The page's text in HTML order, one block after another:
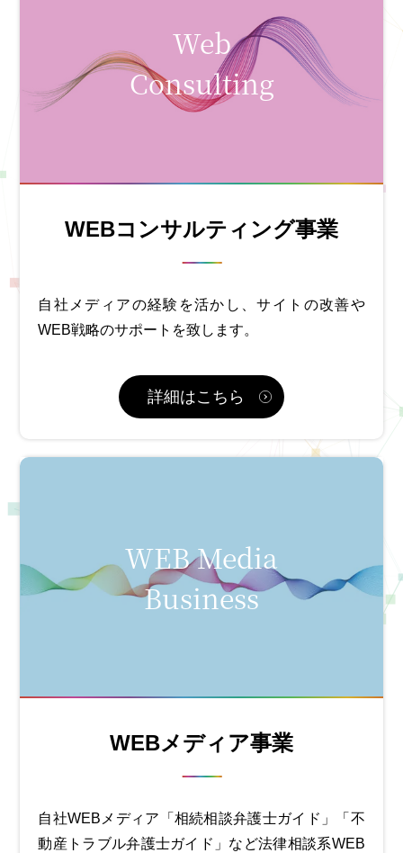
Web
Consulting
WEBコンサルティング事業
自社メディアの経験を活かし、サイトの改善や
WEB戦略のサポートを致します。
詳細はこちら
WEB Media
Business
WEBメディア事業
自社WEBメディア「相続相談弁護士ガイド」「不
動産トラブル弁護士ガイド」など法律相談系WEB